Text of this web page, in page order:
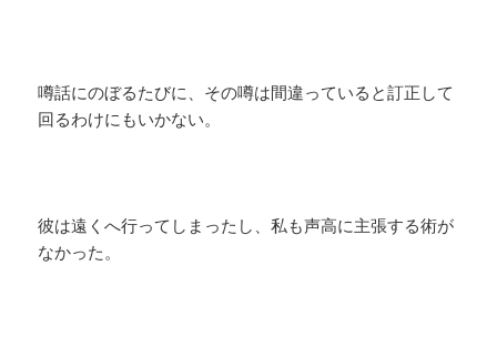
噂話にのぼるたびに、その噂は間違っていると訂正して
回るわけにもいかない。
彼は遠くへ行ってしまったし、私も声高に主張する術が
なかった。